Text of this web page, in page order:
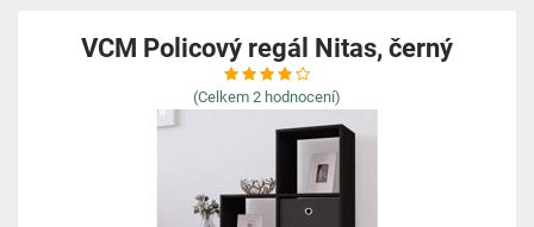
VCM Policový regál Nitas, černý
(Celkem 2 hodnocení)